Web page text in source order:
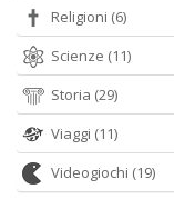
Religioni (6)
Scienze (11)
Storia (29)
Viaggi (11)
Videogiochi (19)